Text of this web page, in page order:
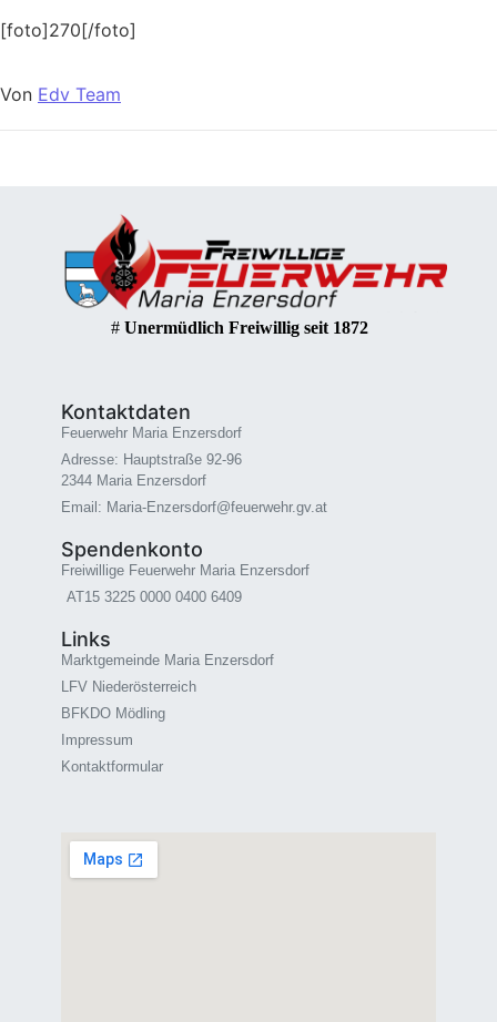
[foto]270[/foto]
Von Edv Team
# Unermüdlich Freiwillig seit 1872
Kontaktdaten
Feuerwehr Maria Enzersdorf
Adresse: Hauptstraße 92-96
2344 Maria Enzersdorf
Email: Maria-Enzersdorf@feuerwehr.gv.at
Spendenkonto
Freiwillige Feuerwehr Maria Enzersdorf
AT15 3225 0000 0400 6409
Links
Marktgemeinde Maria Enzersdorf
LFV Niederösterreich
BFKDO Mödling
Impressum
Kontaktformular